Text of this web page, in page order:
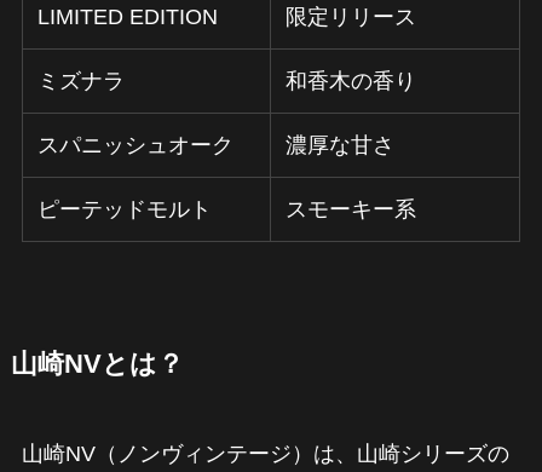
LIMITED EDITION 限定リリース
ミズナラ 和香木の香り
スパニッシュオーク 濃厚な甘さ
ピーテッドモルト スモーキー系
山崎NVとは？
山崎NV（ノンヴィンテージ）は、山崎シリーズの